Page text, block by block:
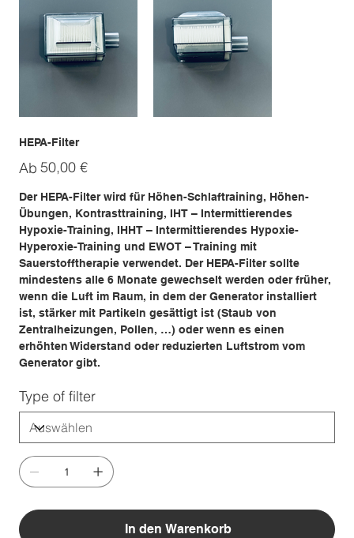
HEPA-Filter
Ab Preis
50,00 €
Der HEPA-Filter wird für Höhen-Schlaftraining, Höhen-
Übungen, Kontrasttraining, IHT – Intermittierendes
Hypoxie-Training, IHHT – Intermittierendes Hypoxie-
Hyperoxie-Training und EWOT – Training mit
Sauerstofftherapie verwendet. Der HEPA-Filter sollte
mindestens alle 6 Monate gewechselt werden oder früher,
wenn die Luft im Raum, in dem der Generator installiert
ist, stärker mit Partikeln gesättigt ist (Staub von
Zentralheizungen, Pollen, …) oder wenn es einen
erhöhten Widerstand oder reduzierten Luftstrom vom
Generator gibt.
Type of filter
In den Warenkorb